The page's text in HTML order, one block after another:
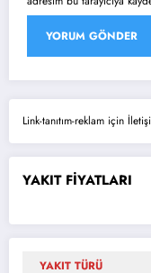
Link-tanıtım-reklam için
YAKIT FİYATLARI
YAKIT TÜRÜ